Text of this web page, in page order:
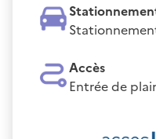
Accès
Entrée de